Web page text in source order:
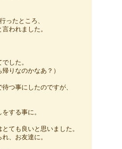
ったところ、
われました。
した。
りなのかなあ？）
つ事にしたのですが、
する事に。
ても良いと思いました。
、お友達に。